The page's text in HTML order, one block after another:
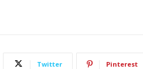
Twitter Pinterest